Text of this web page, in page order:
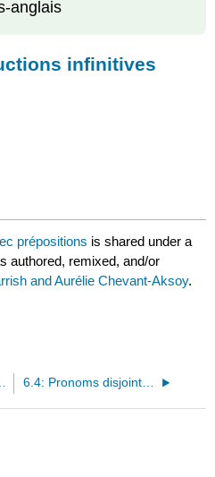
anglais
infinitives
prépositions is shared under a
authored, remixed, and/or
and Aurélie Chevant-Aksoy.
6.4: Pronoms disjoints (toniques)